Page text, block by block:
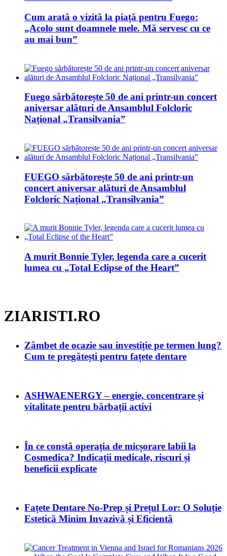
Cum arată o vizită la piață pentru Fuego:
„Acolo sunt doamnele mele. Mă servesc cu ce
au mai bun”
Fuego sărbătorește 50 de ani printr-un concert
aniversar alături de Ansamblul Folcloric
Național „Transilvania”
FUEGO sărbătorește 50 de ani printr-un
concert aniversar alături de Ansamblul
Folcloric Național „Transilvania”
A murit Bonnie Tyler, legenda care a cucerit
lumea cu „Total Eclipse of the Heart”
ZIARISTI.RO
Zâmbet de ocazie sau investiție pe termen lung?
Cum te pregătești pentru fațete dentare
ASHWAENERGY – energie, concentrare și
vitalitate pentru bărbații activi
În ce constă operația de micșorare labii la
Cosmedica? Indicații medicale, riscuri și
beneficii explicate
Fațete Dentare No-Prep și Prețul Lor: O Soluție
Estetică Minim Invazivă și Eficientă